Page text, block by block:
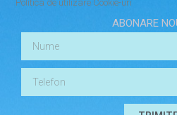
Politica de utilizare Cookie-uri
ABONARE